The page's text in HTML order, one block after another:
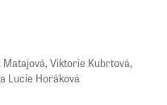
Matajová, Viktorie Kubrtová,
Lucie Horáková